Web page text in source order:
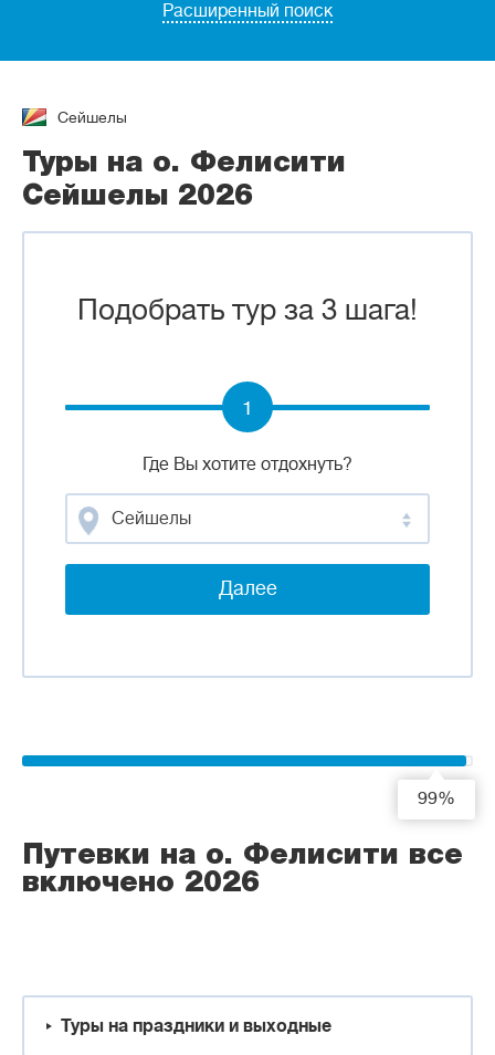
Расширенный поиск
Сейшелы
Туры на о. Фелисити
Сейшелы 2026
Подобрать тур за 3 шага!
Где Вы хотите отдохнуть?
Сейшелы
Далее
1
99%
Путевки на о. Фелисити все
включено 2026
Туры на праздники и выходные